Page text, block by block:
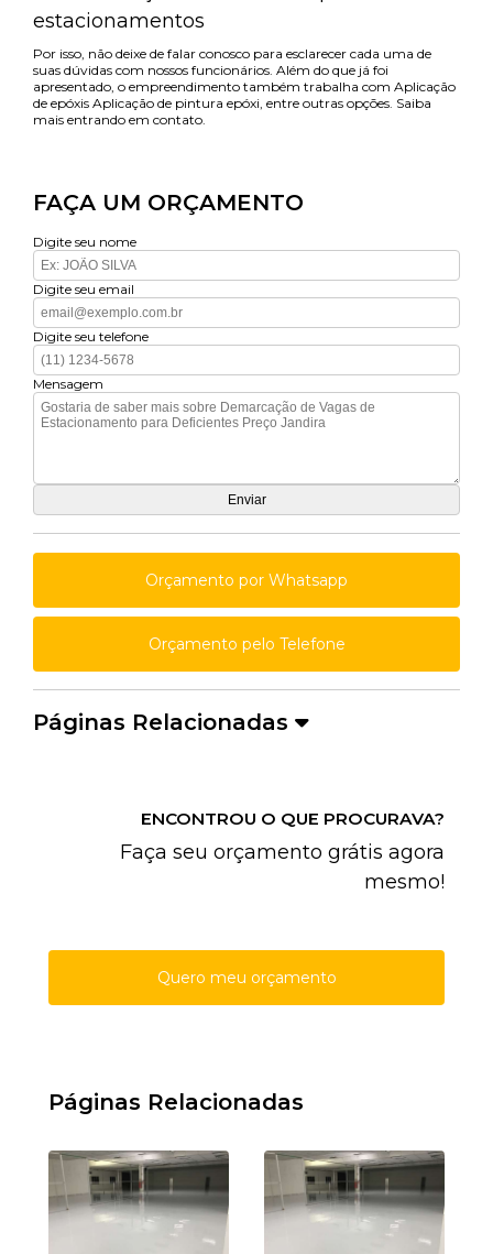
Por isso, não deixe de falar conosco para esclarecer cada uma de
suas dúvidas com nossos funcionários. Além do que já foi
apresentado, o empreendimento também trabalha com Aplicação
de epóxis Aplicação de pintura epóxi, entre outras opções. Saiba
mais entrando em contato.
FAÇA UM ORÇAMENTO
Digite seu nome
Digite seu email
Digite seu telefone
Mensagem
Orçamento por Whatsapp
Orçamento pelo Telefone
Páginas Relacionadas
ENCONTROU O QUE PROCURAVA?
Faça seu orçamento grátis agora
mesmo!
Quero meu orçamento
Páginas Relacionadas